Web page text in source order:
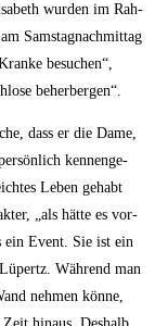
wur­den im Rah­
Sams­tag­nach­mit­tag
besu­chen“,
beherbergen“.
dass er die Dame,
ken­nen­ge­
Leben gehabt
„als hät­te es vor­
ein Event. Sie ist ein
Wäh­rend man
neh­men kön­ne,